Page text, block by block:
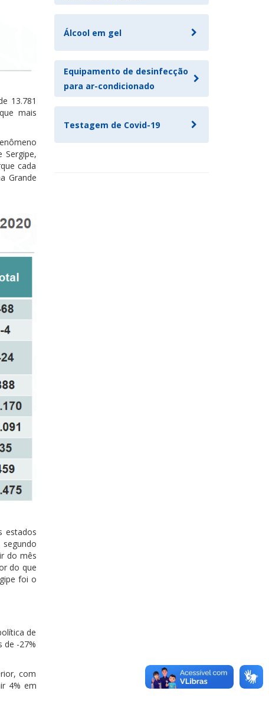
13.781
mais
Sergipe,
cada
Grande
estados
do mês
do que
foi o
de
de -27%
com
4% em
Álcool em gel
Equipamento de desinfecção
para ar-condicionado
Testagem de Covid-19